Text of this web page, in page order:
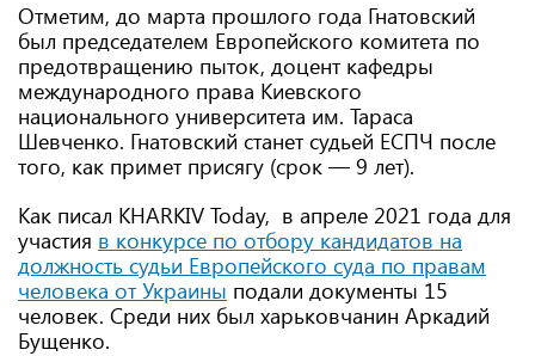
Отметим, до марта прошлого года Гнатовский
был председателем Европейского комитета по
предотвращению пыток, доцент кафедры
международного права Киевского
национального университета им. Тараса
Шевченко. Гнатовский станет судьей ЕСПЧ после
того, как примет присягу (срок — 9 лет).
Как писал KHARKIV Today, в апреле 2021 года для
участия в конкурсе по отбору кандидатов на
должность судьи Европейского суда по правам
человека от Украины подали документы 15
человек. Среди них был харьковчанин Аркадий
Бущенко.